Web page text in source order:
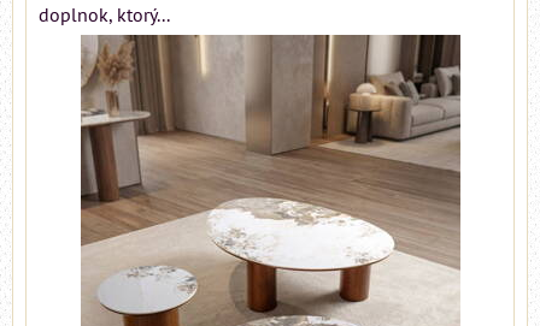
doplnok, ktorý...